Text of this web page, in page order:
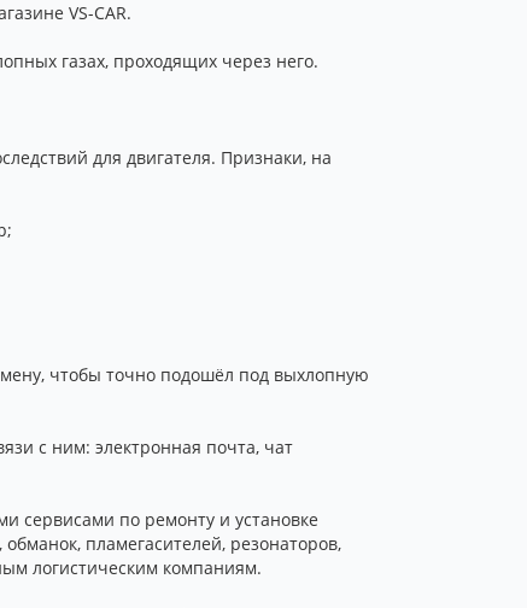
VS-CAR.
газах, проходящих через него.
для двигателя. Признаки, на
чтобы точно подошёл под выхлопную
с ним: электронная почта, чат
сервисами по ремонту и установке
пламегасителей, резонаторов,
логистическим компаниям.